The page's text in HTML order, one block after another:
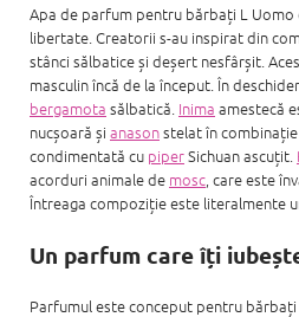
Apa de parfum pentru bărbați L Uomo
libertate. Creatorii s-au inspirat din
stânci sălbatice și deșert nesfârșit.
masculin încă de la început. În
bergamota sălbatică. Inima amestecă
nucșoară și anasonstelat în
condimentată cu piperSichuan ascuțit.
acorduri animale de mosc, care este
Întreaga compoziție este literalmente
Un parfum care îți
Parfumul este conceput pentru